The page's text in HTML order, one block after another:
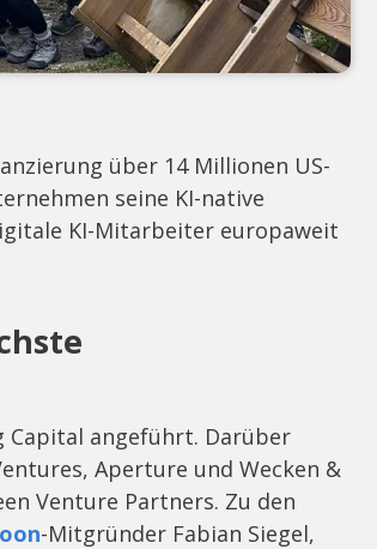
über 14 Millionen US-
seine KI-native
KI-Mitarbeiter europaweit
Capital angeführt. Darüber
Aperture und Wecken &
Venture Partners. Zu den
-Mitgründer Fabian Siegel,